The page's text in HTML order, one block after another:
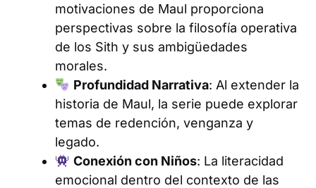
motivaciones de Maul proporciona
perspectivas sobre la filosofía operativa
de los Sith y sus ambigüedades
morales.
Profundidad Narrativa: Al extender la
historia de Maul, la serie puede explorar
temas de redención, venganza y
legado.
Conexión con Niños: La literacidad
emocional dentro del contexto de las